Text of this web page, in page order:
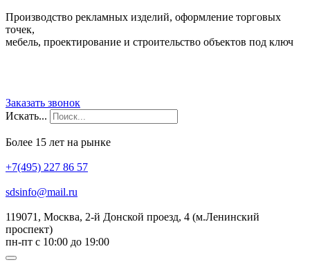
Производство рекламных изделий, оформление торговых
точек,
мебель, проектирование и строительство объектов под ключ
Заказать звонок
Искать...
Более 15 лет на рынке
+7(495) 227 86 57
sdsinfo@mail.ru
119071, Москва, 2-й Донской проезд, 4 (м.Ленинский
проспект)
пн-пт с 10:00 до 19:00